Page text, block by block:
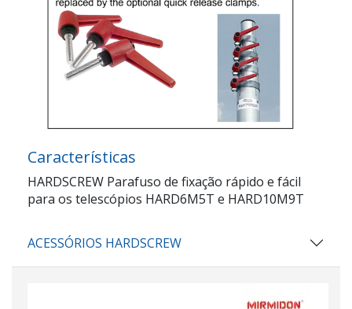
Características
HARDSCREW Parafuso de fixação rápido e fácil
para os telescópios HARD6M5T e HARD10M9T
ACESSÓRIOS HARDSCREW